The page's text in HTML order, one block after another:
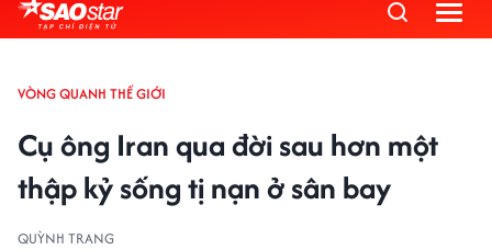
VÒNG QUANH THẾ GIỚI
Cụ ông Iran qua đời sau hơn một
thập kỷ sống tị nạn ở sân bay
QUỲNH TRANG